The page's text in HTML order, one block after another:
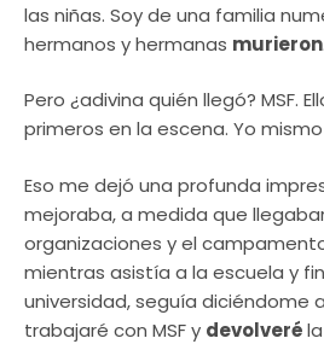
las niñas. Soy de una familia
hermanos y hermanas murieron.
Pero ¿adivina quién llegó? MSF.
primeros en la escena. Yo
Eso me dejó una profunda
mejoraba, a medida que
organizaciones y el
mientras asistía a la escuela y
universidad, seguía diciéndome
trabajaré con MSF y devolveré